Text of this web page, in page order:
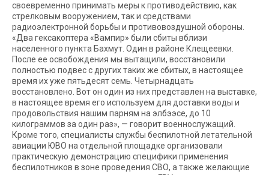
своевременно принимать меры к противодействию, как
стрелковым вооружением, так и средствами
радиоэлектронной борьбы и противовоздушной обороны.
«Два гексакоптера «Вампир» были сбиты вблизи
населенного пункта Бахмут. Один в районе Клещеевки.
После ее освобождения мы вытащили, восстановили
полностью подвес с других таких же сбитых, в настоящее
время их уже пятьдесят семь. Четырнадцать
восстановлено. Вот он один из них представлен на выставке,
в настоящее время его используем для доставки воды и
продовольствия нашим парням на элбээсе, до 10
килограммов за один раз», — говорит военнослужащий.
Кроме того, специалисты службы беспилотной летательной
авиации ЮВО на отдельной площадке организовали
практическую демонстрацию специфики применения
беспилотников в зоне проведения СВО, а также желающие